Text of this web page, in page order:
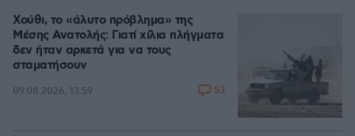
Χούθι, το «άλυτο πρόβλημα» της
Μέσης Ανατολής: Γιατί χίλια πλήγματα
δεν ήταν αρκετά για να τους
σταματήσουν
09.08.2026, 13:59 53